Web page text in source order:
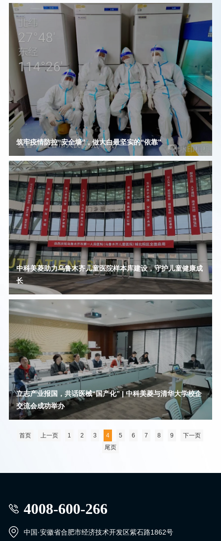
筑牢疫情防控“安全墙”，做大白最坚实的“依靠”
中科美菱助力乌鲁木齐儿童医院样本库建设，守护儿童健康成
长
立志产业报国，共话医械“国产化” | 中科美菱与清华大学校企
交流会成功举办
首页 上一页 1 2 3 4 5 6 7 8 9
下一页
尾页
4008-600-266
中国·安徽省合肥市经济技术开发区紫石路1862号